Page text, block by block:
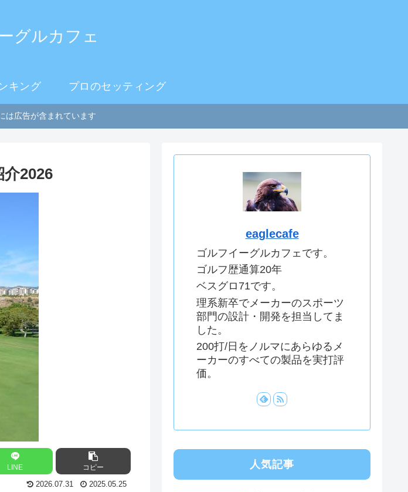
グルカフェ
キング プロのセッティング
は広告が含まれています
2026
LINE コピー
2026.07.31 2025.05.25
eaglecafe
ゴルフイーグルカフェです。
ゴルフ歴通算20年
ベスグロ71です。
理系新卒でメーカーのスポーツ
部門の設計・開発を担当してま
した。
200打/日をノルマにあらゆるメ
ーカーのすべての製品を実打評
価。
人気記事